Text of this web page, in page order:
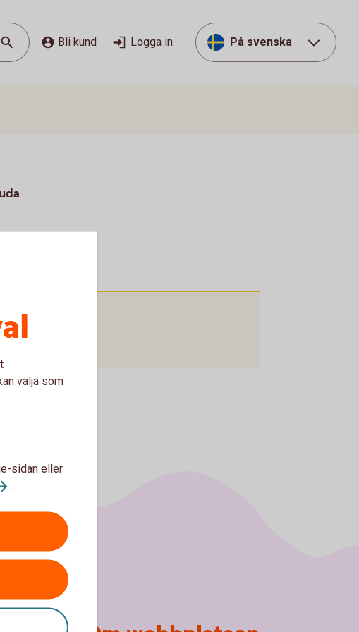
Bli kund Logga in På svenska
välja som
sidan eller
.